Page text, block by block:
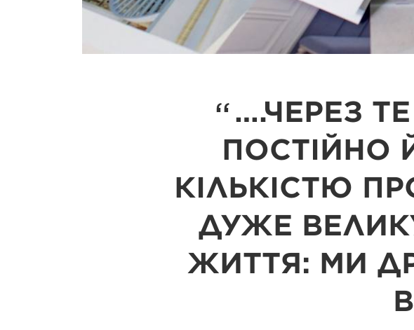
….ЧЕРЕЗ
ПОСТІЙНО
КІЛЬКІСТЮ
ДУЖЕ
ЖИТТЯ: МИ